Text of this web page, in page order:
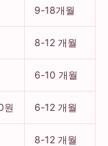
9-18개월
8-12 개월
6-10 개월
6-12 개월
8-12 개월